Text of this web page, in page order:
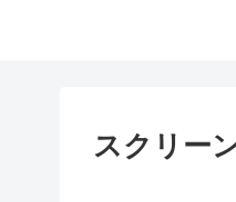
スクリー